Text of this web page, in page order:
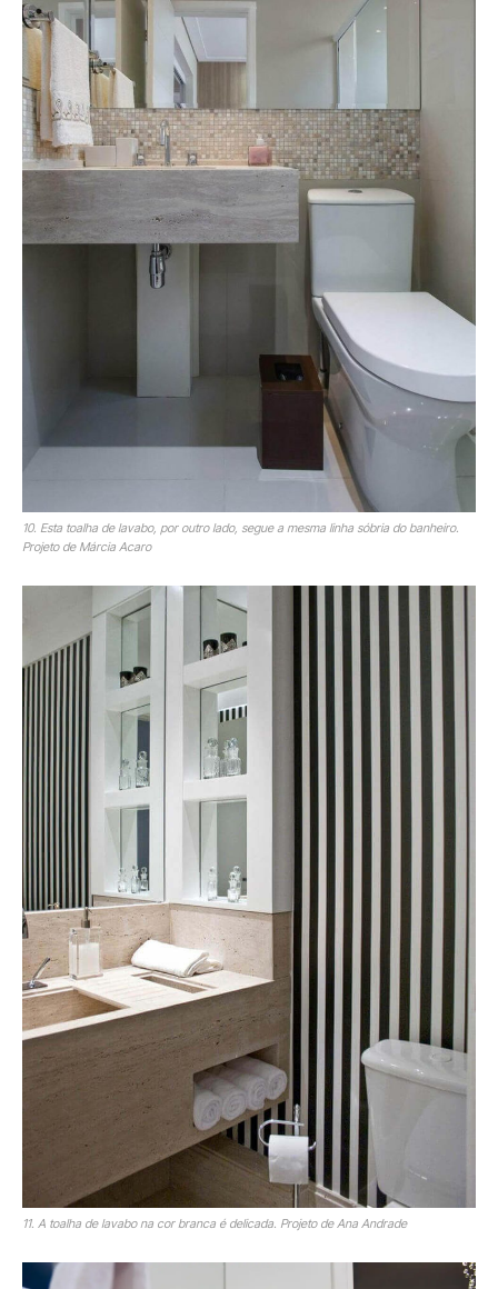
10. Esta toalha de lavabo, por outro lado, segue a mesma linha sóbria do banheiro.
Projeto de Márcia Acaro
11. A toalha de lavabo na cor branca é delicada. Projeto de Ana Andrade